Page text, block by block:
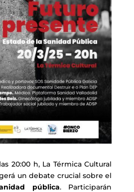
20:00 h, La Térmica Cultural
un debate crucial sobre el
pública. Participarán